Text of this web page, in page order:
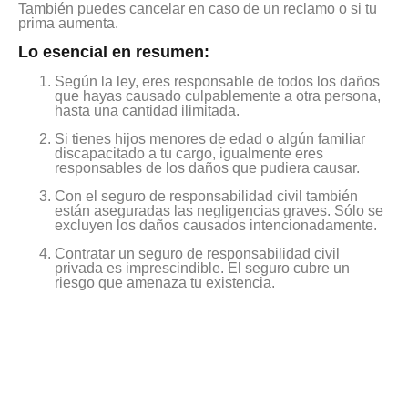
También puedes cancelar en caso de un reclamo o si tu
prima aumenta.
Lo esencial en resumen:
Según la ley, eres responsable de todos los daños
que hayas causado culpablemente a otra persona,
hasta una cantidad ilimitada.
Si tienes hijos menores de edad o algún familiar
discapacitado a tu cargo, igualmente eres
responsables de los daños que pudiera causar.
Con el seguro de responsabilidad civil también
están aseguradas las negligencias graves. Sólo se
excluyen los daños causados intencionadamente.
Contratar un seguro de responsabilidad civil
privada es imprescindible. El seguro cubre un
riesgo que amenaza tu existencia.